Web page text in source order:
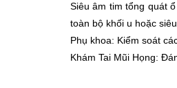
Siêu âm tim tổng quát
toàn bộ khối u hoặc
Phụ khoa: Kiểm soát
Khám Tai Mũi Họng: